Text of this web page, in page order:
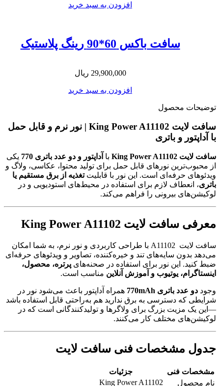
افزودن به سبد خرید
سافت باکس 60*90 رینگ پلاستیک
29,900,000 ریال
افزودن به سبد خرید
توضیحات محصول
سافت لایت King Power A11102 | نور نرم و قابل حمل
با آداپتور و باتری
سافت لایت King Power A11102 با آداپتور و دو عدد باتری 770
یکی
از محبوب‌ترین نورهای قابل حمل برای تولید محتوا، عکاسی، ولاگ و
ویدئوهای حرفه‌ای است. این نور با قابلیتتغذیه از برق مستقیم یا
باتری، انعطاف لازم برای استفاده در محیط‌های استودیویی و در
لوکیشن‌های بیرونی را فراهم می‌کند.
معرفی سافت لایت King Power A11102
سافت لایت A11102 با طراحی کاربردی و نور نرم، به شما امکان
می‌دهد بدون سایه‌های تند و خیره‌کننده، تصاویر و ویدئوهای حرفه‌ای
ضبط کنید. این نور برای استفاده در صحنه‌های پرتره، محصول،
اینستاگرام، یوتیوب و آموزش آنلاین مناسب است.
وجود دو عدد باتری 770mAh
همراه آداپتور باعث می‌شود نور در
شرایطی که دسترسی به برق ندارید هم به‌راحتی قابل استفاده باشد
—این یک مزیت بزرگ برای ولاگرها و تولیدکنندگانی است که در
لوکیشن‌های مختلف کار می‌کنند.
جدول مشخصات فنی سافت لایت
مشخصات فنی
جزئیات
نام محصول